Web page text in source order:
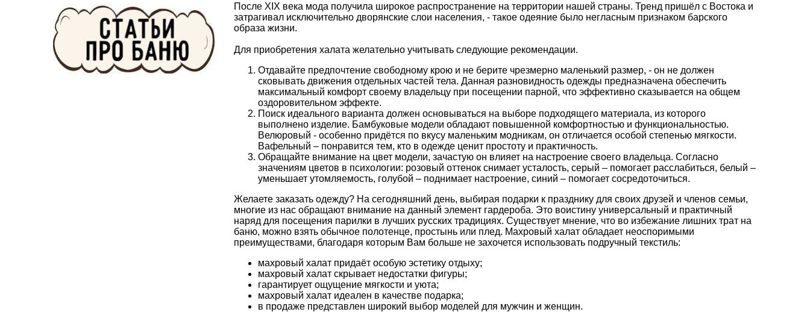
После XIX века мода получила широкое распространение на территории нашей страны. Тренд пришёл с Востока и
затрагивал исключительно дворянские слои населения, - такое одеяние было негласным признаком барского
образа жизни.
Для приобретения халата желательно учитывать следующие рекомендации.
Отдавайте предпочтение свободному крою и не берите чрезмерно маленький размер, - он не должен
сковывать движения отдельных частей тела. Данная разновидность одежды предназначена обеспечить
максимальный комфорт своему владельцу при посещении парной, что эффективно сказывается на общем
оздоровительном эффекте.
Поиск идеального варианта должен основываться на выборе подходящего материала, из которого
выполнено изделие. Бамбуковые модели обладают повышенной комфортностью и функциональностью.
Велюровый - особенно придётся по вкусу маленьким модникам, он отличается особой степенью мягкости.
Вафельный – понравится тем, кто в одежде ценит простоту и практичность.
Обращайте внимание на цвет модели, зачастую он влияет на настроение своего владельца. Согласно
значениям цветов в психологии: розовый оттенок снимает усталость, серый – помогает расслабиться, белый –
уменьшает утомляемость, голубой – поднимает настроение, синий – помогает сосредоточиться.
Желаете заказать одежду? На сегодняшний день, выбирая подарки к празднику для своих друзей и членов семьи,
многие из нас обращают внимание на данный элемент гардероба. Это воистину универсальный и практичный
наряд для посещения парилки в лучших русских традициях. Существует мнение, что во избежание лишних трат на
баню, можно взять обычное полотенце, простынь или плед. Махровый халат обладает неоспоримыми
преимуществами, благодаря которым Вам больше не захочется использовать подручный текстиль:
махровый халат придаёт особую эстетику отдыху;
махровый халат скрывает недостатки фигуры;
гарантирует ощущение мягкости и уюта;
махровый халат идеален в качестве подарка;
в продаже представлен широкий выбор моделей для мужчин и женщин.